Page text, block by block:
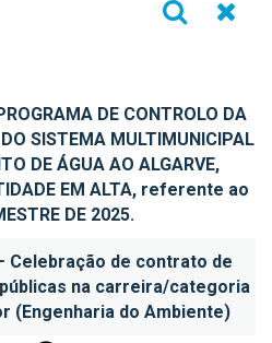
Ir Repor
DE CONTROLO DA
SISTEMA MULTIMUNICIPAL
DE ÁGUA AO ALGARVE,
EM ALTA, referente ao
DE 2025.
Celebração de contrato de
na carreira/categoria
(Engenharia do Ambiente)